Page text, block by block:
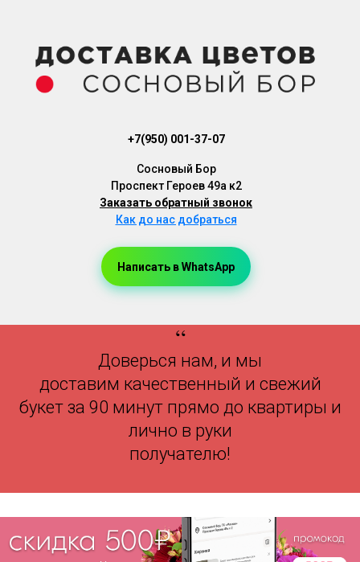
+7(950) 001-37-07
Cосновый Бор
Проспект Героев 49а к2
Заказать обратный звонок
Как до нас добраться
Написать в WhatsApp
“
Доверься нам, и мы
доставим качественный и свежий
букет за 90 минут прямо до квартиры и
лично в руки
получателю!